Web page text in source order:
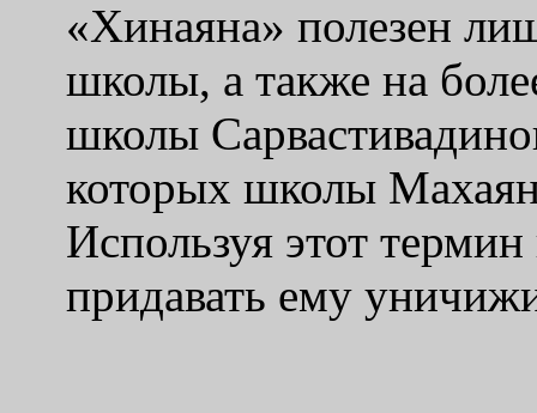
«Хинаяна» полезен
школы, а также на
школы
которых школы
Используя этот
придавать ему